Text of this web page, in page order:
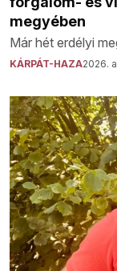
megyében
Már hét erdélyi
KÁRPÁT-HAZA2026.